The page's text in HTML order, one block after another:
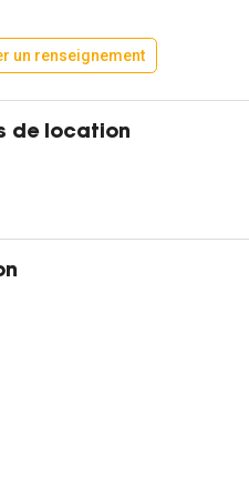
couleurs et 200 impressions N/B)
espace déjeuner,
: électricité, chauffage,
comme à la maison : cosy et
et feel good at work, dans
et espaces dans ses 187 M² à la
et avec des bureaux partagés,
ou en sédentaire,
afterwork,
des concours de pitch startup,
un renseignement
de location